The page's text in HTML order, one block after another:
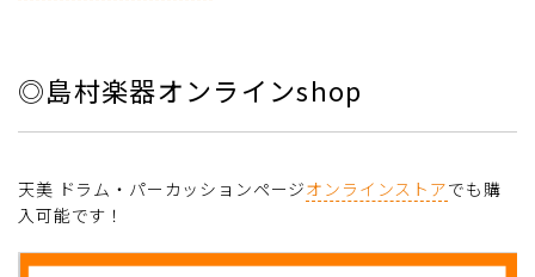
◎島村楽器オンラインshop
天美 ドラム・パーカッションページオンラインストアでも購
入可能です！